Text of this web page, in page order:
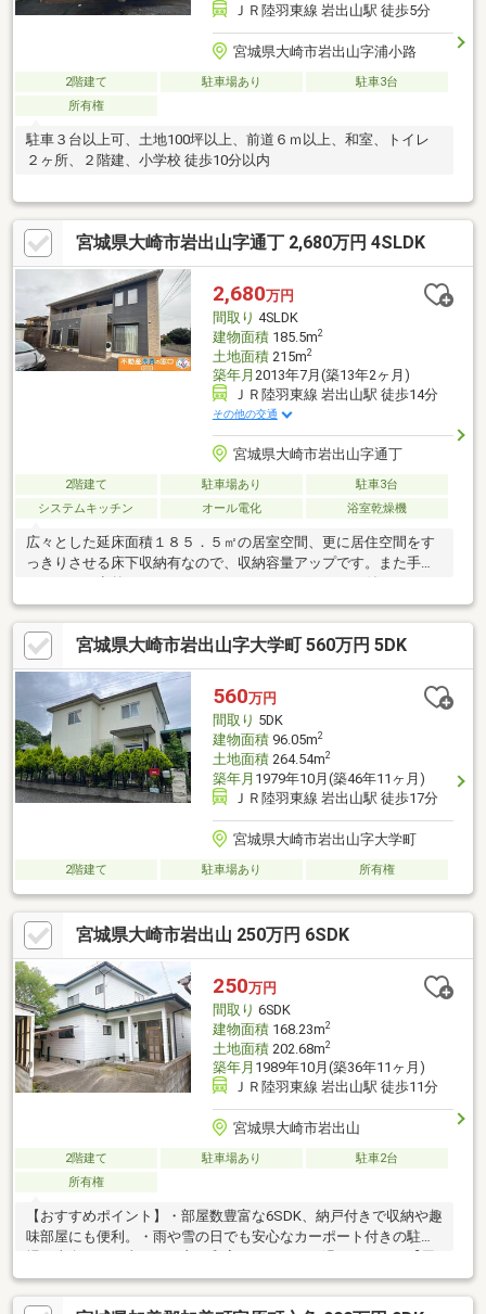
ＪＲ陸羽東線 岩出山駅 徒歩5分
宮城県大崎市岩出山字浦小路
2階建て 駐車場あり
駐車3台
所有権
駐車３台以上可、土地100坪以上、前道６ｍ以上、和室、トイレ
２ヶ所、２階建、小学校 徒歩10分以内
宮城県大崎市岩出山字通丁 2,680万円 4SLDK
2,680万円
間取り 4SLDK
建物面積185.5m2
土地面積215m2
築年月 2013年7月(築13年2ヶ月)
ＪＲ陸羽東線 岩出山駅 徒歩14分
その他の交通
宮城県大崎市岩出山字通丁
2階建て 駐車場あり
駐車3台
システムキッチン
オール電化 浴室乾燥機
広々とした延床面積１８５．５㎡の居室空間、更に居住空間をす
っきりさせる床下収納有なので、収納容量アップです。また手入
上食後お皿を下げるのもスムーズなカウンターキッチン仕様なの
で、食後の片付けも楽ちんです。ちなみに来客用にひとつを割り
当てることもできるトイレ２ヶ所有です。家族の物語が生まれる
４ＳＬＤＫ。ご案内いたしますのでお気軽にご連絡ください。
宮城県大崎市岩出山字大学町 560万円 5DK
560万円
間取り 5DK
建物面積96.05m2
土地面積264.54m2
築年月 1979年10月(築46年11ヶ月)
ＪＲ陸羽東線 岩出山駅 徒歩17分
宮城県大崎市岩出山字大学町
2階建て 駐車場あり 所有権
宮城県大崎市岩出山 250万円 6SDK
250万円
間取り 6SDK
建物面積168.23m2
土地面積202.68m2
築年月 1989年10月(築36年11ヶ月)
ＪＲ陸羽東線 岩出山駅 徒歩11分
宮城県大崎市岩出山
2階建て 駐車場あり
駐車2台
所有権
【おすすめポイント】・部屋数豊富な6SDK、納戸付きで収納や趣
味部屋にも便利。・雨や雪の日でも安心なカーポート付きの駐車
辺環境】・岩出山小学校まで1157ｍ（徒歩15分）・岩出山中学校
まで2271ｍ（徒歩29分）